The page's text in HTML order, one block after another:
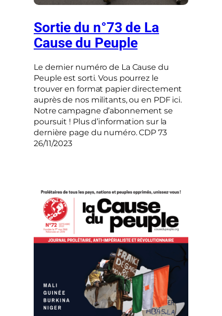
Sortie du n°73 de La
Cause du Peuple
Le dernier numéro de La Cause du
Peuple est sorti. Vous pourrez le
trouver en format papier directement
auprès de nos militants, ou en PDF ici.
Notre campagne d’abonnement se
poursuit ! Plus d’information sur la
dernière page du numéro. CDP 73
26/11/2023